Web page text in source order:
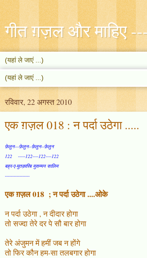
गीत ग़ज़ल और माहिए
रविवार, 22 अगस्त 2010
एक ग़ज़ल 018 : न पर्दा उठेगा .....
फ़ेलुन---फ़ेलुन--फ़ेलुन--फ़ेलुन
122 -----122----122----122
बह्र-ए-मुतक़ारिब मुसम्मन सालिम
-----------------
एक ग़ज़ल 018 ; न पर्दा उठेगा ....ओके
न पर्दा उठेगा , न दीदार होगा
तो सज्दा तेरे दर पे सौ बार होगा
तेरे अंजुमन में हमीं जब न होंगे
तो फिर कौन हम-सा तलबगार होगा